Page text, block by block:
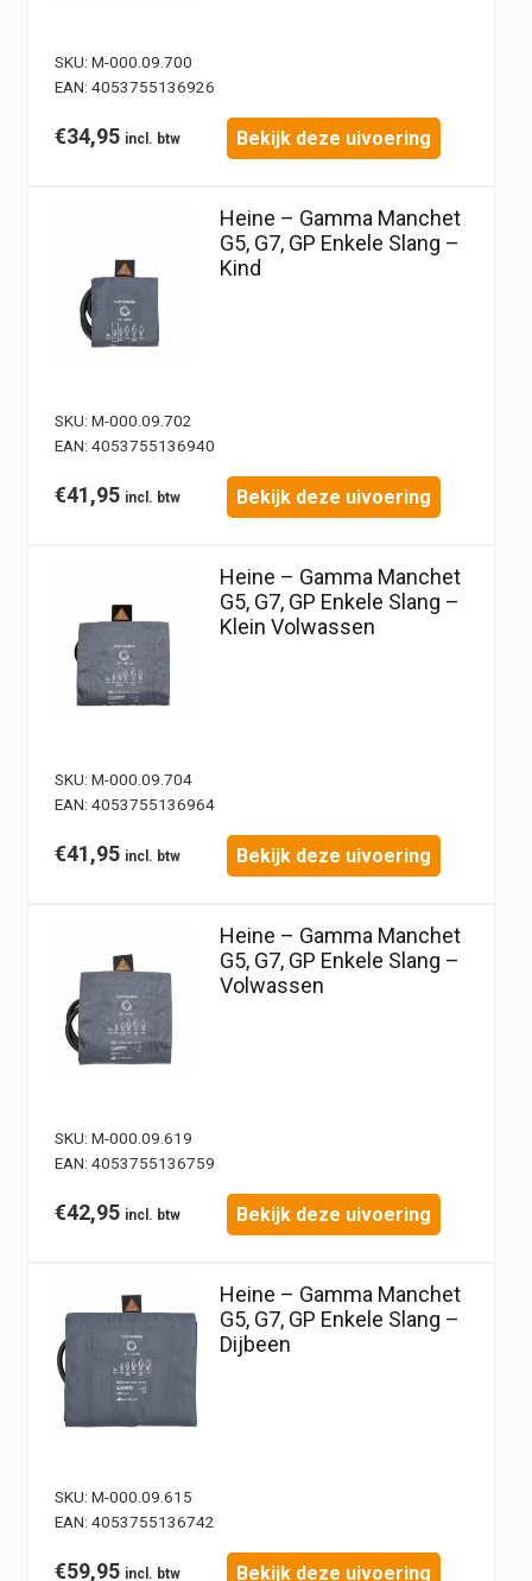
SKU: M-000.09.700
EAN: 4053755136926
€34,95 Bekijk deze uivoering
Heine – Gamma Manchet
G5, G7, GP Enkele Slang –
Kind
SKU: M-000.09.702
EAN: 4053755136940
€41,95 Bekijk deze uivoering
Heine – Gamma Manchet
G5, G7, GP Enkele Slang –
Klein Volwassen
SKU: M-000.09.704
EAN: 4053755136964
€41,95 Bekijk deze uivoering
Heine – Gamma Manchet
G5, G7, GP Enkele Slang –
Volwassen
SKU: M-000.09.619
EAN: 4053755136759
€42,95 Bekijk deze uivoering
Heine – Gamma Manchet
G5, G7, GP Enkele Slang –
Dijbeen
SKU: M-000.09.615
EAN: 4053755136742
€59,95 Bekijk deze uivoering